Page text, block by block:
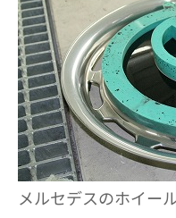
メルセデスのホイー